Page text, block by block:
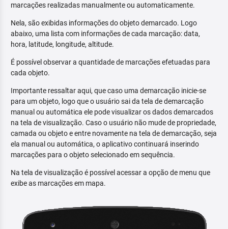
marcações realizadas manualmente ou automaticamente.
Nela, são exibidas informações do objeto demarcado. Logo
abaixo, uma lista com informações de cada marcação: data,
hora, latitude, longitude, altitude.
É possível observar a quantidade de marcações efetuadas para
cada objeto.
Importante ressaltar aqui, que caso uma demarcação inicie-se
para um objeto, logo que o usuário sai da tela de demarcação
manual ou automática ele pode visualizar os dados demarcados
na tela de visualização. Caso o usuário não mude de propriedade,
camada ou objeto e entre novamente na tela de demarcação, seja
ela manual ou automática, o aplicativo continuará inserindo
marcações para o objeto selecionado em sequência.
Na tela de visualização é possível acessar a opção de menu que
exibe as marcações em mapa.